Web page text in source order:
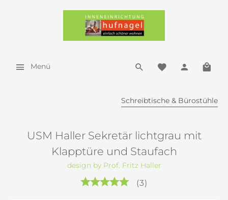
Menü
Schreibtische & Bürostühle
USM Haller Sekretär lichtgrau mit
Klapptüre und Staufach
design by Prof. Fritz Haller
(3)